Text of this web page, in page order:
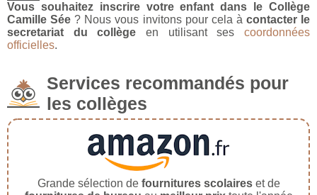
Vous souhaitez inscrire votre enfant dans le Collège
Camille Sée ? Nous vous invitons pour cela à contacter le
secretariat du collège en utilisant sescoordonnées
officielles.
Services recommandés pour
les collèges
Grande sélection de fournitures scolaireset de